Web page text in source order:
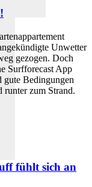
Unwetter
gezogen. Doch
Surfforecast App
gute Bedingungen
runter zum Strand.
fühlt sich an